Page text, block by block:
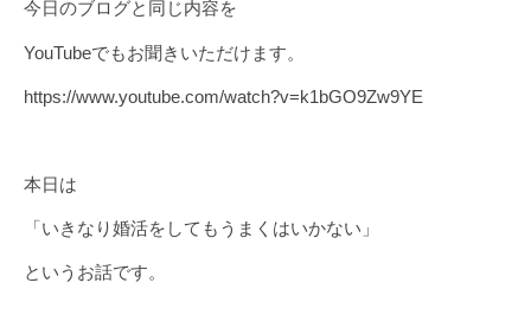
今日のブログと同じ内容を
YouTubeでもお聞きいただけます。
https://www.youtube.com/watch?v=k1bGO9Zw9YE
本日は
「いきなり婚活をしてもうまくはいかない」
というお話です。